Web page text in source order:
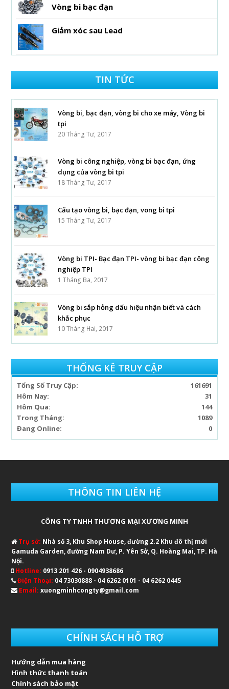
Vòng bi bạc đạn
Giảm xóc sau Lead
TIN TỨC
Vòng bi, bạc đạn, vòng bi cho xe máy, Vòng bi
tpi
20 Tháng Tư, 2017
Vòng bi công nghiệp, vòng bi bạc đạn, ứng
dụng của vòng bi tpi
18 Tháng Tư, 2017
Cấu tạo vòng bi, bạc đạn, vong bi tpi
15 Tháng Tư, 2017
Vòng bi TPI- Bạc đạn TPI- vòng bi bạc đạn công
nghiệp TPI
1 Tháng Ba, 2017
Vòng bi sắp hỏng dấu hiệu nhận biết và cách
khắc phục
10 Tháng Hai, 2017
THỐNG KÊ TRUY CẬP
161691
Tổng Số Truy Cập:
31
Hôm Nay:
144
Hôm Qua:
1089
Trong Tháng:
0
Đang Online:
THÔNG TIN LIÊN HỆ
CÔNG TY TNHH THƯƠNG MẠI XƯƠNG MINH
Trụ sở: Nhà số 3, Khu Shop House, đường 2.2 Khu đô thị mới
Gamuda Garden, đường Nam Dư, P. Yên Sở, Q. Hoàng Mai, TP. Hà
Nội.
Hotline: 0913 201 426 - 0904938686
Điện Thoại: 04 73030888 - 04 6262 0101 - 04 6262 0445
Email: xuongminhcongty@gmail.com
CHÍNH SÁCH HỖ TRỢ
Hướng dẫn mua hàng
Hình thức thanh toán
Chính sách bảo mật